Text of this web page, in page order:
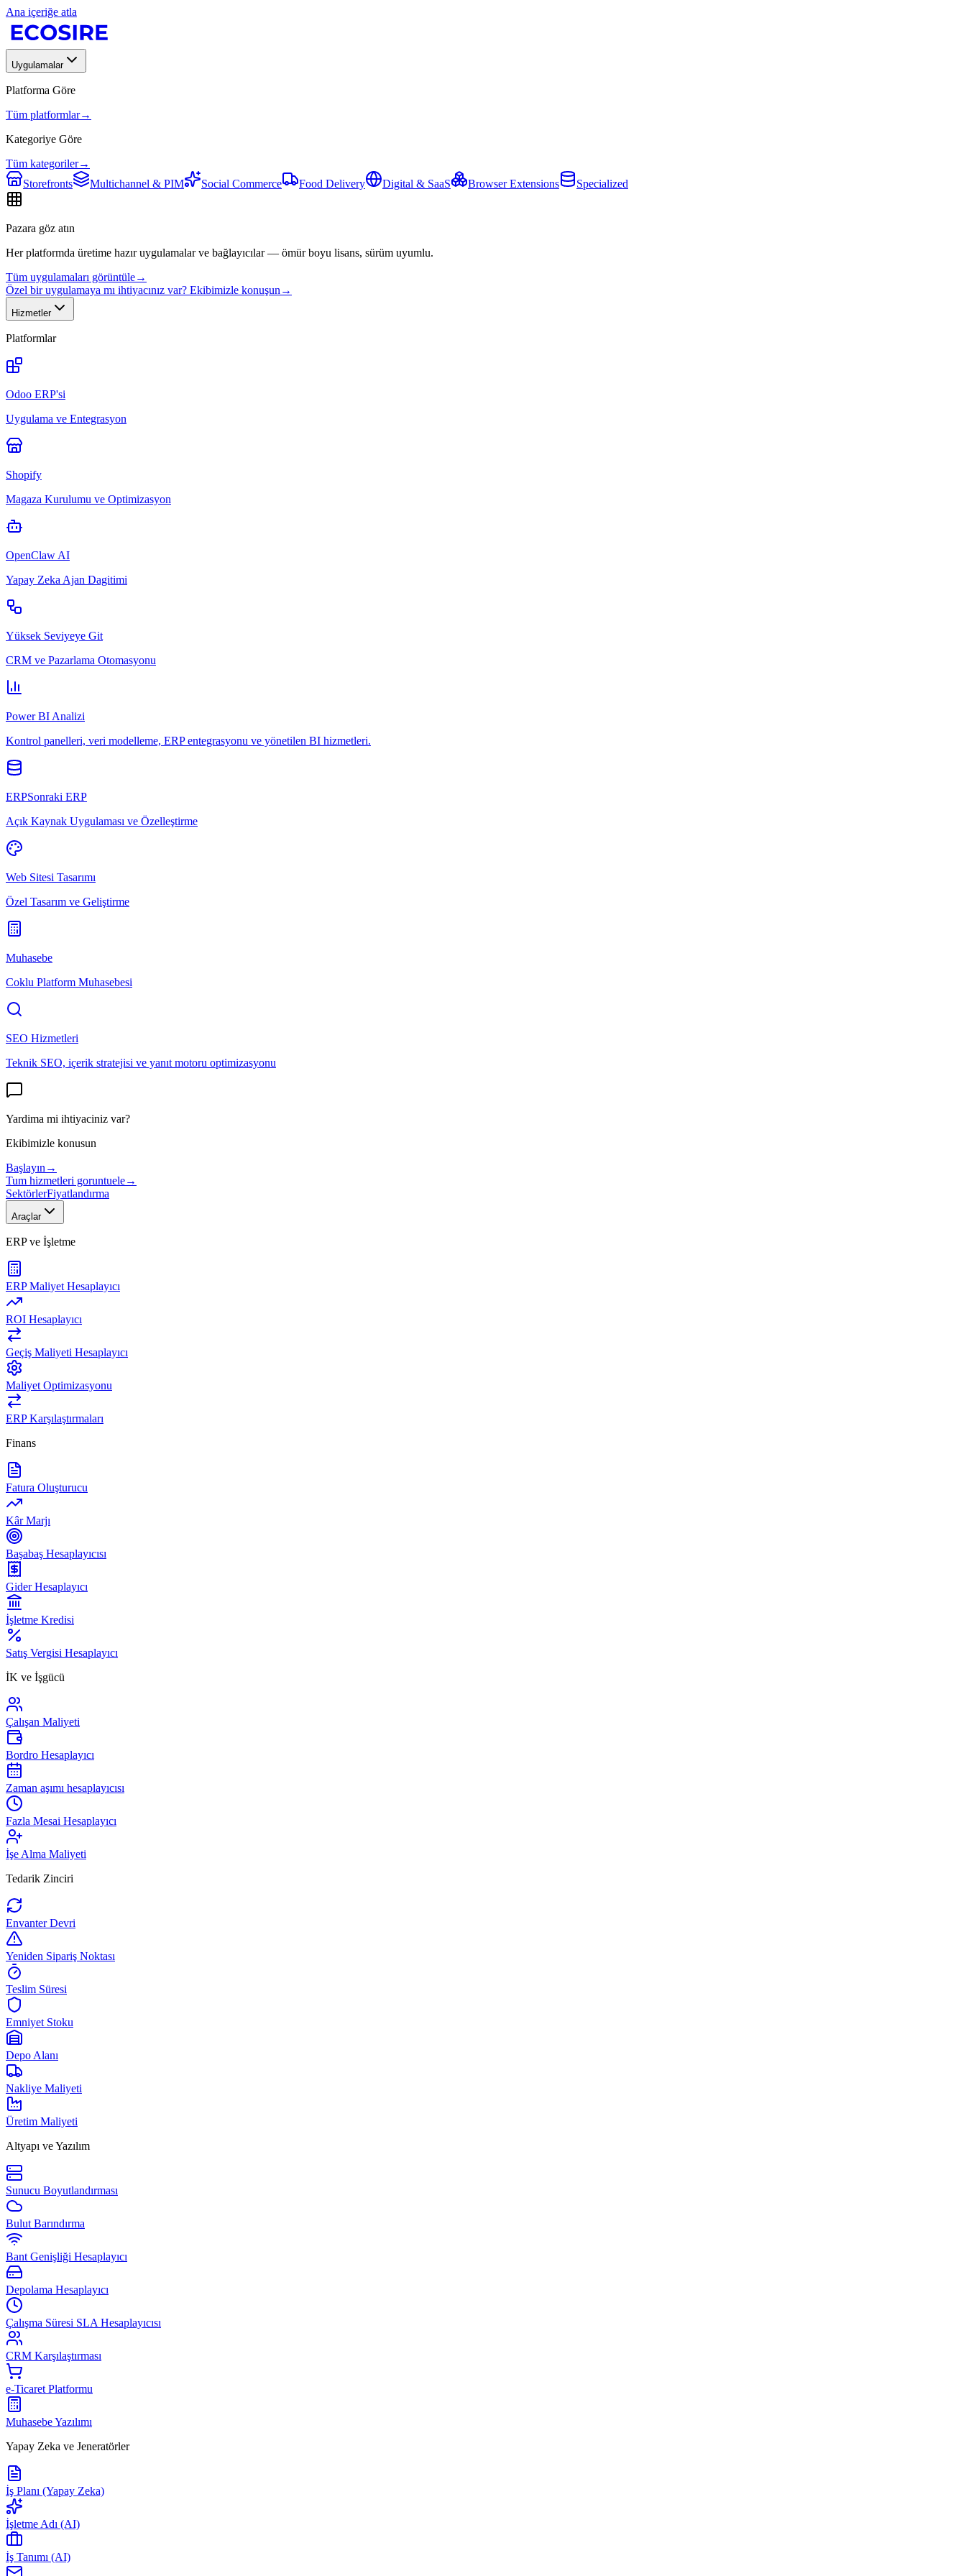
Ana içeriğe atla
Uygulamalar
Platforma Göre
Tüm platformlar→
Kategoriye Göre
Tüm kategoriler→
Storefronts
Multichannel & PIM Social Commerce Food Delivery Digital & SaaS Browser Extensions Specialized
Pazara göz atın
Her platformda üretime hazır uygulamalar ve bağlayıcılar — ömür boyu lisans, sürüm uyumlu.
Tüm uygulamaları görüntüle→
Özel bir uygulamaya mı ihtiyacınız var? Ekibimizle konuşun →
Hizmetler
Platformlar
Odoo ERP'si
Uygulama ve Entegrasyon
Shopify
Magaza Kurulumu ve Optimizasyon
OpenClaw AI
Yapay Zeka Ajan Dagitimi
Yüksek Seviyeye Git
CRM ve Pazarlama Otomasyonu
Power BI Analizi
Kontrol panelleri, veri modelleme, ERP entegrasyonu ve yönetilen BI hizmetleri.
ERPSonraki ERP
Açık Kaynak Uygulaması ve Özelleştirme
Web Sitesi Tasarımı
Özel Tasarım ve Geliştirme
Muhasebe
Coklu Platform Muhasebesi
SEO Hizmetleri
Teknik SEO, içerik stratejisi ve yanıt motoru optimizasyonu
Yardima mi ihtiyaciniz var?
Ekibimizle konusun
Başlayın →
Tum hizmetleri goruntuele→
SektörlerFiyatlandırma
Araçlar
ERP ve İşletme
ERP Maliyet Hesaplayıcı
ROI Hesaplayıcı
Geçiş Maliyeti Hesaplayıcı
Maliyet Optimizasyonu
ERP Karşılaştırmaları
Finans
Fatura Oluşturucu
Kâr Marjı
Başabaş Hesaplayıcısı
Gider Hesaplayıcı
İşletme Kredisi
Satış Vergisi Hesaplayıcı
İK ve İşgücü
Çalışan Maliyeti
Bordro Hesaplayıcı
Zaman aşımı hesaplayıcısı
Fazla Mesai Hesaplayıcı
İşe Alma Maliyeti
Tedarik Zinciri
Envanter Devri
Yeniden Sipariş Noktası
Teslim Süresi
Emniyet Stoku
Depo Alanı
Nakliye Maliyeti
Üretim Maliyeti
Altyapı ve Yazılım
Sunucu Boyutlandırması
Bulut Barındırma
Bant Genişliği Hesaplayıcı
Depolama Hesaplayıcı
Çalışma Süresi SLA Hesaplayıcısı
CRM Karşılaştırması
e-Ticaret Platformu
Muhasebe Yazılımı
Yapay Zeka ve Jeneratörler
İş Planı (Yapay Zeka)
İşletme Adı (AI)
İş Tanımı (AI)